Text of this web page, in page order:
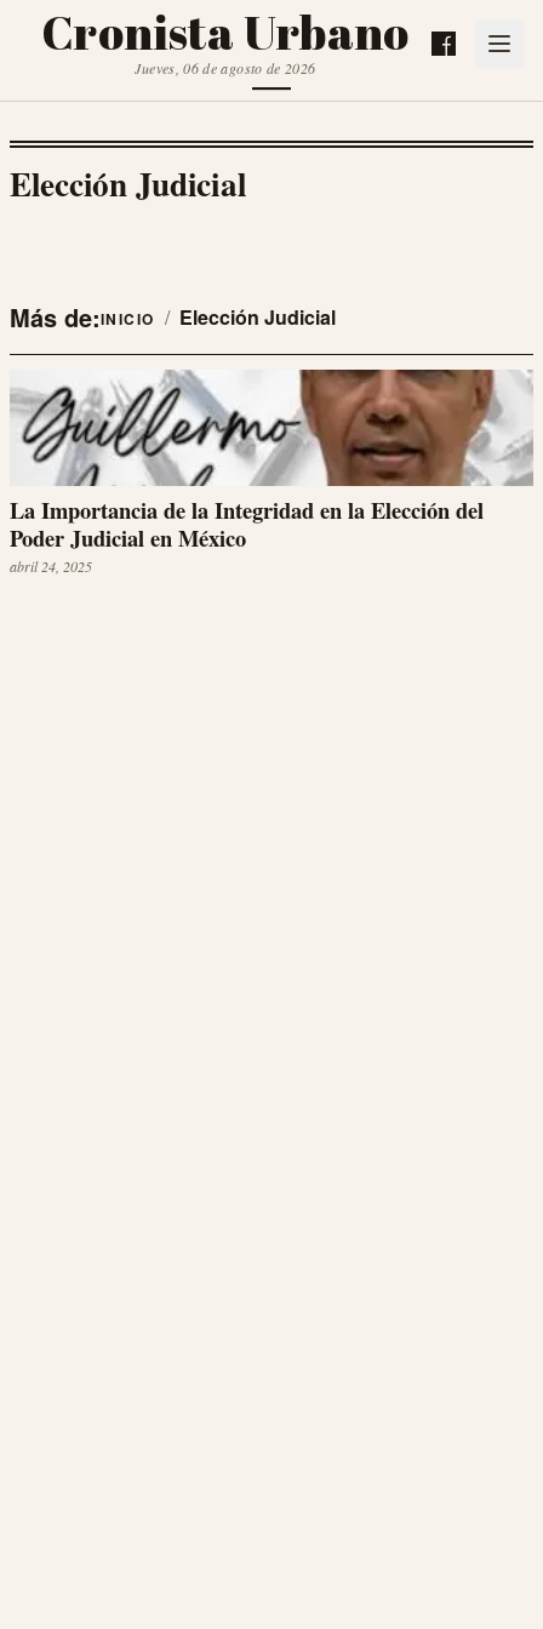
Cronista Urbano
Jueves, 06 de agosto de 2026
Elección Judicial
Más de:INICIO / Elección Judicial
La Importancia de la Integridad en la Elección del
Poder Judicial en México
abril 24, 2025